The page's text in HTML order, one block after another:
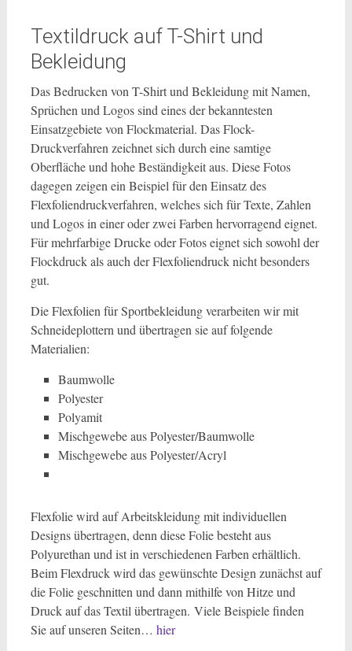
Textildruck auf T-Shirt und
Bekleidung
Das Bedrucken von T-Shirt und Bekleidung mit Namen,
Sprüchen und Logos sind eines der bekanntesten
Einsatzgebiete von Flockmaterial. Das Flock-
Druckverfahren zeichnet sich durch eine samtige
Oberfläche und hohe Beständigkeit aus. Diese Fotos
dagegen zeigen ein Beispiel für den Einsatz des
Flexfoliendruckverfahren, welches sich für Texte, Zahlen
und Logos in einer oder zwei Farben hervorragend eignet.
Für mehrfarbige Drucke oder Fotos eignet sich sowohl der
Flockdruck als auch der Flexfoliendruck nicht besonders
gut.
Die Flexfolien für Sportbekleidung verarbeiten wir mit
Schneideplottern und übertragen sie auf folgende
Materialien:
Baumwolle
Polyester
Polyamit
Mischgewebe aus Polyester/Baumwolle
Mischgewebe aus Polyester/Acryl
Flexfolie wird auf Arbeitskleidung mit individuellen
Designs übertragen, denn diese Folie besteht aus
Polyurethan und ist in verschiedenen Farben erhältlich.
Beim Flexdruck wird das gewünschte Design zunächst auf
die Folie geschnitten und dann mithilfe von Hitze und
Druck auf das Textil übertragen. Viele Beispiele finden
Sie auf unseren Seiten… hier